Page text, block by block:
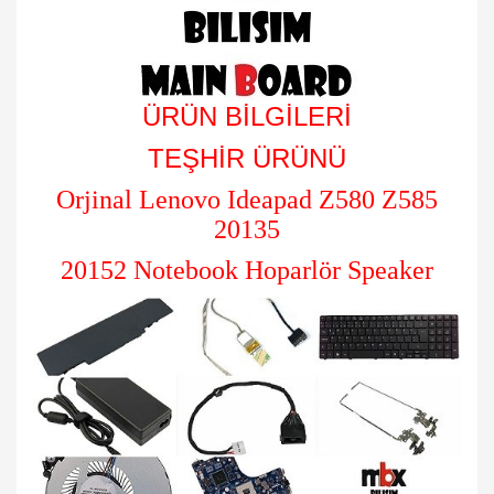
ÜRÜN BİLGİLERİ
TEŞHİR ÜRÜNÜ
Orjinal Lenovo Ideapad Z580 Z585
20135
20152 Notebook Hoparlör Speaker